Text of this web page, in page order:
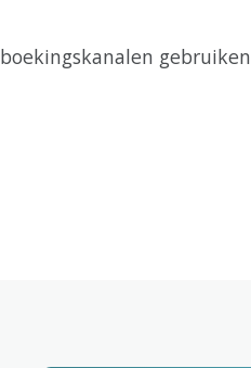
boekingskanalen gebruiken